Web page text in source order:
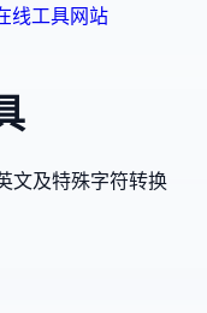
线工具网站
文及特殊字符转换